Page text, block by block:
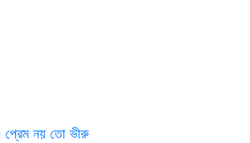
নয় তো ভীরু